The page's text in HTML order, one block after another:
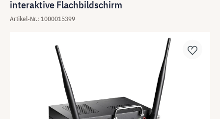
interaktive Flachbildschirm
Artikel-Nr.: 1000015399